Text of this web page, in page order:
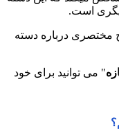
است.
مختصری درباره دسته
" می توانید برای خود